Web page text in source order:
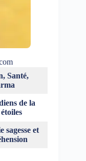
Santé,
de la
sagesse et